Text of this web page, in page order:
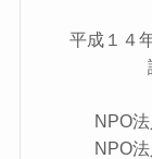
平成１４
NPO
NPO